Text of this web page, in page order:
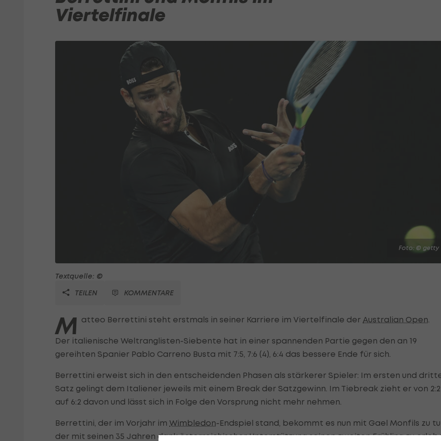
Viertelfinale
Foto: © getty
Textquelle: ©
TEILEN
KOMMENTARE
M atteo Berrettini steht erstmals in seiner Karriere im Viertelfinale der Australian Open.
Der italienische Weltranglisten-Siebente hat in einer spannenden Partie gegen den an 19
gereihten Spanier Pablo Carreno Busta mit 7:5, 7:6 (4), 6:4 das bessere Ende für sich.
Berrettini erweist sich in den entscheidenden Phasen als stärkerer Spieler: Im ersten und
Satz gelingt dem Italiener jeweils mit einem Break der Satzgewinn. Im Tiebreak zieht er von 2:2
auf 6:2 davon und lässt sich in Folge den Vorsprung nicht mehr nehmen.
Berrettini, der im Vorjahr im Wimbledon-Endspiel stand, bekommt es nun mit Gael Monfils zu
der mit seinen 35 Jahren dank österreichischer Unterstützung seinen zweiten Frühling zu